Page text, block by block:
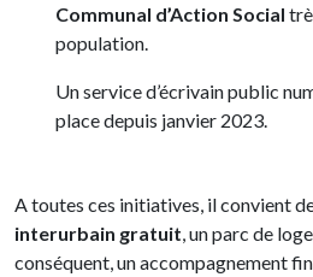
Communal d’Action Social
population.
Un service d’écrivain public
place depuis janvier 2023.
A toutes ces initiatives, il convient
interurbain gratuit, un parc de
conséquent, un accompagnement